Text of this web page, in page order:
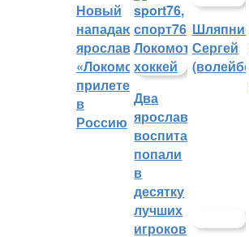
Новый
нападающий
ярославского
«Локомотива»
прилетел
в
Россию
Два
ярославских
воспитанника
попали
в
десятку
лучших
игроков
Сергей